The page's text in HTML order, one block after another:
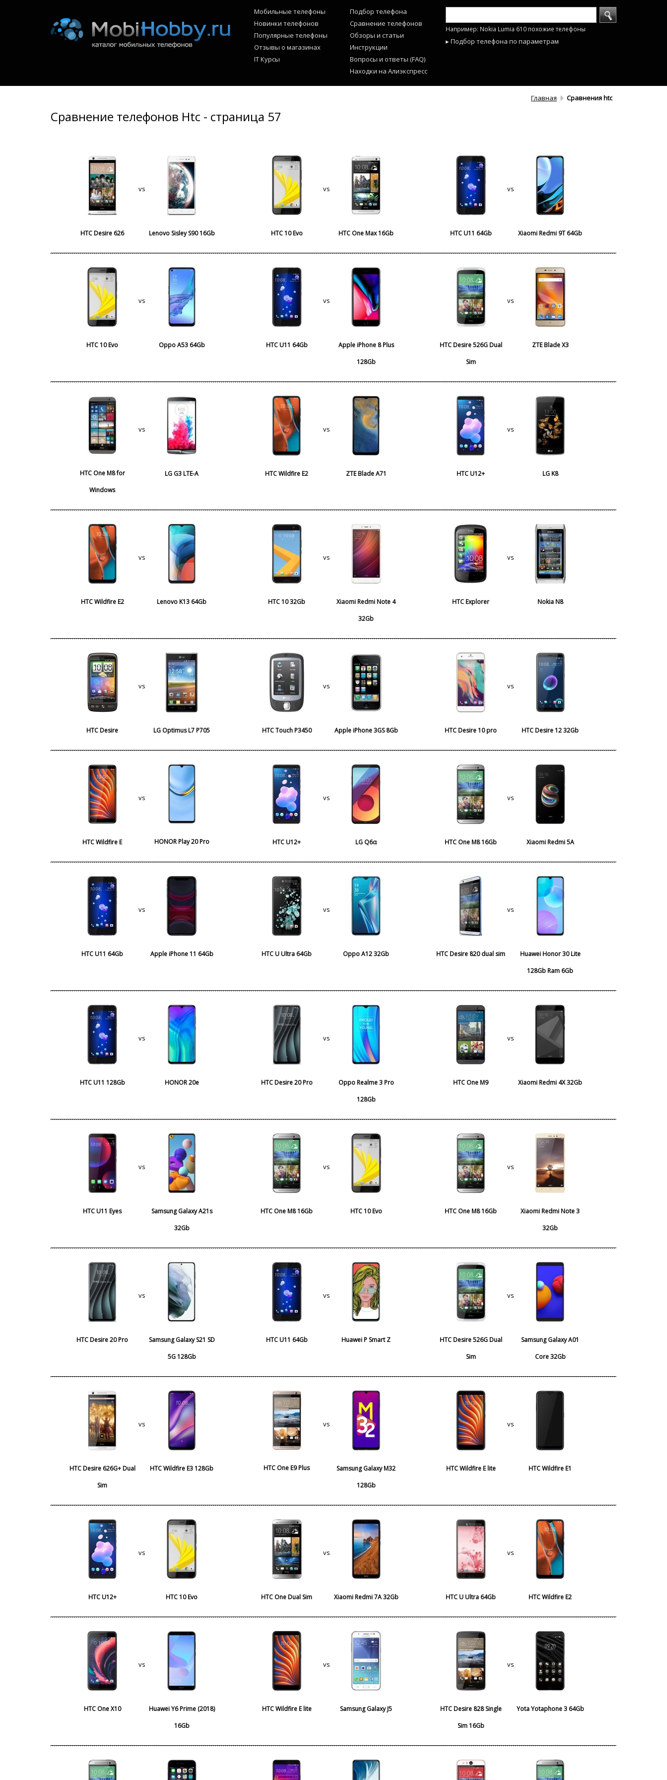
Мобильные телефоны
Новинки телефонов
Популярные телефоны
Отзывы о магазинах
IT Курсы
Подбор телефона
Сравнение телефонов
Обзоры и статьи
Инструкции
Вопросы и ответы (FAQ)
Находки на Алиэкспресс
Например: Nokia Lumia 610 похожие телефоны
▸ Подбор телефона по параметрам
Главная Сравнения htc
Сравнение телефонов Htc - страница 57
HTC Desire 626
vs
Lenovo Sisley S90 16Gb HTC 10 Evo
vs
HTC One Max 16Gb HTC U11 64Gb
vs
Xiaomi Redmi 9T 64Gb
HTC 10 Evo
vs
Oppo A53 64Gb HTC U11 64Gb
vs
Apple iPhone 8 Plus
128Gb
HTC Desire 526G Dual
Sim
vs
ZTE Blade X3
HTC One M8 for
Windows
vs
LG G3 LTE-A HTC Wildfire E2
vs
ZTE Blade A71 HTC U12+
vs
LG K8
HTC Wildfire E2
vs
Lenovo K13 64Gb HTC 10 32Gb
vs
Xiaomi Redmi Note 4
32Gb
HTC Explorer
vs
Nokia N8
HTC Desire
vs
LG Optimus L7 P705 HTC Touch P3450
vs
Apple iPhone 3GS 8Gb HTC Desire 10 pro
vs
HTC Desire 12 32Gb
HTC Wildfire E
vs
HONOR Play 20 Pro HTC U12+
vs
LG Q6α HTC One M8 16Gb
vs
Xiaomi Redmi 5A
HTC U11 64Gb
vs
Apple iPhone 11 64Gb HTC U Ultra 64Gb
vs
Oppo A12 32Gb HTC Desire 820 dual sim
vs
Huawei Honor 30 Lite
128Gb Ram 6Gb
HTC U11 128Gb
vs
HONOR 20e HTC Desire 20 Pro
vs
Oppo Realme 3 Pro
128Gb
HTC One M9
vs
Xiaomi Redmi 4X 32Gb
HTC U11 Eyes
vs
Samsung Galaxy A21s
32Gb
HTC One M8 16Gb
vs
HTC 10 Evo HTC One M8 16Gb
vs
Xiaomi Redmi Note 3
32Gb
HTC Desire 20 Pro
vs
Samsung Galaxy S21 SD
5G 128Gb
HTC U11 64Gb
vs
Huawei P Smart Z
HTC Desire 526G Dual
Sim
vs
Samsung Galaxy A01
Core 32Gb
HTC Desire 626G+ Dual
Sim
vs
HTC Wildfire E3 128Gb HTC One E9 Plus
vs
Samsung Galaxy M32
128Gb
HTC Wildfire E lite
vs
HTC Wildfire E1
HTC U12+
vs
HTC 10 Evo HTC One Dual Sim
vs
Xiaomi Redmi 7A 32Gb HTC U Ultra 64Gb
vs
HTC Wildfire E2
HTC One X10
vs
Huawei Y6 Prime (2018)
16Gb
HTC Wildfire E lite
vs
Samsung Galaxy J5
HTC Desire 828 Single
Sim 16Gb
vs
Yota Yotaphone 3 64Gb